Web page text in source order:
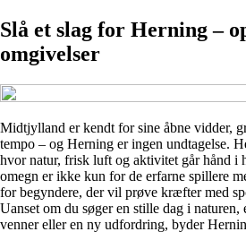
Slå et slag for Herning –
omgivelser
Midtjylland er kendt for sine åbne vidder,
tempo – og Herning er ingen undtagelse.
hvor natur, frisk luft og aktivitet går hånd i
omegn er ikke kun for de erfarne spillere
for begyndere, der vil prøve kræfter med
Uanset om du søger en stille dag i naturen,
venner eller en ny udfordring, byder